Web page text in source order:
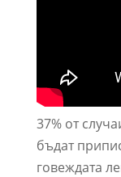
37% от
бъдат
говеждата